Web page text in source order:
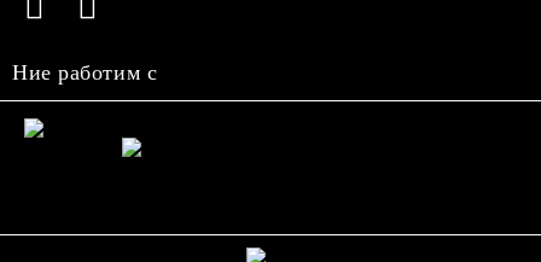
Ние работим с